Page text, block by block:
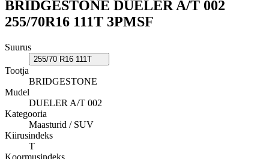
BRIDGESTONE DUELER A/T 002
255/70R16 111T 3PMSF
Suurus
255/70 R16 111T
Tootja
BRIDGESTONE
Mudel
DUELER A/T 002
Kategooria
Maasturid / SUV
Kiirusindeks
T